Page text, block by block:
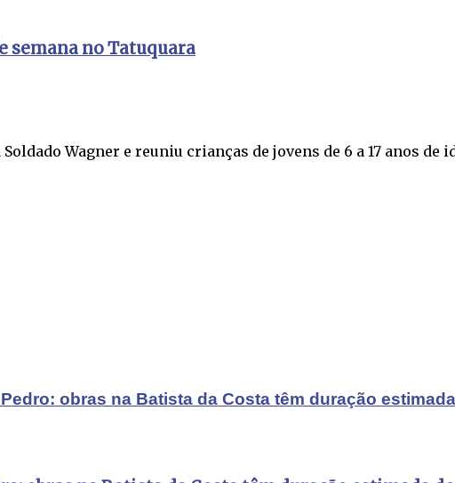
obras na Batista da Costa têm duração
semana no Tatuquara
Wagner e reuniu crianças de jovens de 6 a 17 anos de